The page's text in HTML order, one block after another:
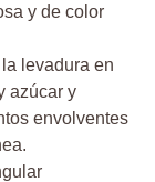
y de color
levadura en
azúcar y
envolventes